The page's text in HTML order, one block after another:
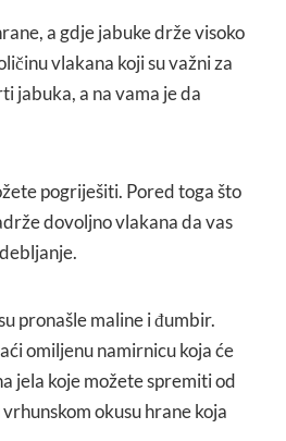
a gdje jabuke drže visoko
vlakana koji su važni za
jabuka, a na vama je da
pogriješiti. Pored toga što
dovoljno vlakana da vas
pronašle maline i đumbir.
omiljenu namirnicu koja će
jela koje možete spremiti od
okusu hrane koja